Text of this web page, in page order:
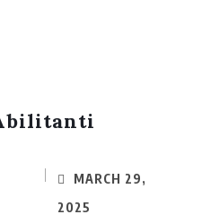
MARCH 29,
2025